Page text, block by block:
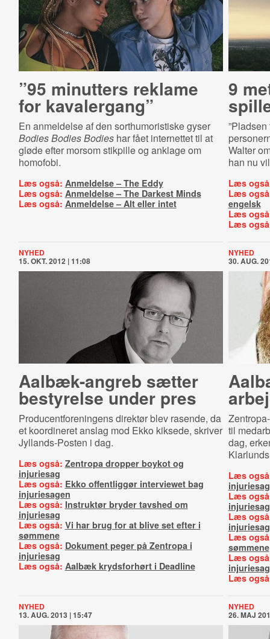
”95 minutters reklame
for kavalergang”
En anmeldelse af den sorthumoristiske gyser
Bodies Bodies Bodies har fået internettet til at
gløde efter morsom stikpille og anklage om
homofobi.
Læs også: Anmeldelse – The Eddy
Læs også: Anmeldelse – The Darkest Minds
Læs også: Anmeldelse – Alt eller intet
9
Walter
han nu
Læs
Læs
engelsk
Læs
Læs
NYHED
15. OKT. 2012 | 11:08
Aalbæk-angreb sætter
bestyrelse under pres
Producentforeningens direktør blev rasende, da
et koordineret anslag mod Ekko kiksede, skriver
Jyllands-Posten i dag.
Læs også: Zentropa dropper boykot og
injuriesag
Læs også: Ekko offentliggør interviewet bag
injuriesagen
Læs også: Instruktør bryder tavshed om
injuriesag
Læs også: Vi har brug for at blive set efter i
sømmene
Læs også: Dokument peger på Zentropa i
injuriesag
Læs også: Aalbæk krydsforhørt i Deadline
NYHED
30. AUG.
til
dag,
Læs
injuriesag
Læs
Læs
injuriesag
Læs
sømmene
Læs
injuriesag
Læs
NYHED
13. AUG. 2013 | 15:47
NYHED
26. MAJ